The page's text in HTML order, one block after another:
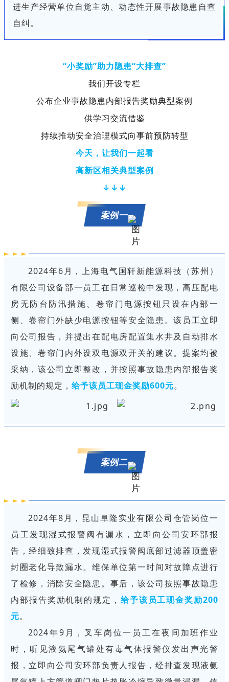
进生产经营单位自觉主动、动态性开展事故隐患自查
自纠。
“小奖励”助力隐患“大排查”
我们开设专栏
公布企业事故隐患内部报告奖励典型案例
供学习交流借鉴
持续推动安全治理模式向事前预防转型
今天，让我们一起看
高新区相关典型案例
↓↓↓
案例一
2024年6月，上海电气国轩新能源科技（苏州）
有限公司设备部一员工在日常巡检中发现，高压配电
房无防台防汛措施、卷帘门电源按钮只设在内部一
侧、卷帘门外缺少电源按钮等安全隐患。该员工立即
向公司报告，并提出在配电房配置集水井及自动排水
设施、卷帘门内外设双电源双开关的建议。提案均被
采纳，该公司立即整改，并按照事故隐患内部报告奖
励机制的规定， 给予该员工现金奖励600元。
案例二
2024年8月，昆山阜隆实业有限公司仓管岗位一
员工发现湿式报警阀有漏水，立即向公司安环部报
告，经细致排查，发现湿式报警阀底部过滤器顶盖密
封圈老化导致漏水。维保单位第一时间对故障点进行
了检修，消除安全隐患。事后，该公司按照事故隐患
内部报告奖励机制的规定， 给予该员工现金奖励200
元。
2024年9月，叉车岗位一员工在夜间加班作业
时，听见液氨尾气罐处有毒气体报警仪发出声光警
报，立即向公司安环部负责人报告，经排查发现液氨